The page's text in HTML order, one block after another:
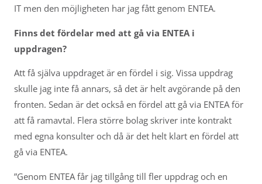
IT men den möjligheten har jag fått genom ENTEA.
Finns det fördelar med att gå via ENTEA i
uppdragen?
Att få själva uppdraget är en fördel i sig. Vissa uppdrag
skulle jag inte få annars, så det är helt avgörande på den
fronten. Sedan är det också en fördel att gå via ENTEA för
att få ramavtal. Flera större bolag skriver inte kontrakt
med egna konsulter och då är det helt klart en fördel att
gå via ENTEA.
”Genom ENTEA får jag tillgång till fler uppdrag och en